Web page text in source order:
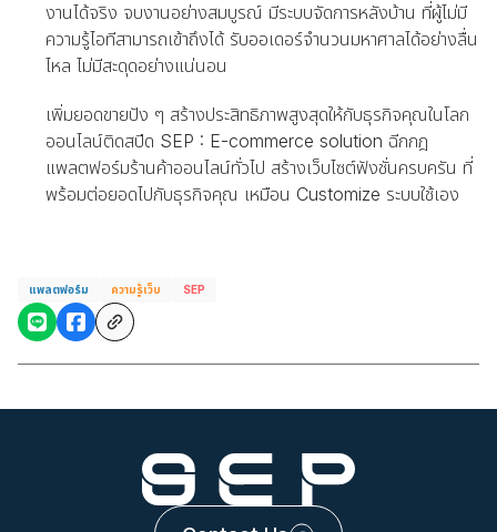
งานได้จริง จบงานอย่างสมบูรณ์ มีระบบจัดการหลังบ้าน ที่ผู้ไม่มี
ความรู้ไอทีสามารถเข้าถึงได้ รับออเดอร์จำนวนมหาศาลได้อย่างลื่น
ไหล ไม่มีสะดุดอย่างแน่นอน
เพิ่มยอดขายปัง ๆ สร้างประสิทธิภาพสูงสุดให้กับธุรกิจคุณในโลก
ออนไลน์ติดสปีด SEP : E-commerce solution ฉีกกฎ
แพลตฟอร์มร้านค้าออนไลน์ทั่วไป สร้างเว็บไซต์ฟังชั่นครบครัน ที่
พร้อมต่อยอดไปกับธุรกิจคุณ เหมือน Customize ระบบใช้เอง
แพลตฟอร์ม ความรู้เว็บ SEP